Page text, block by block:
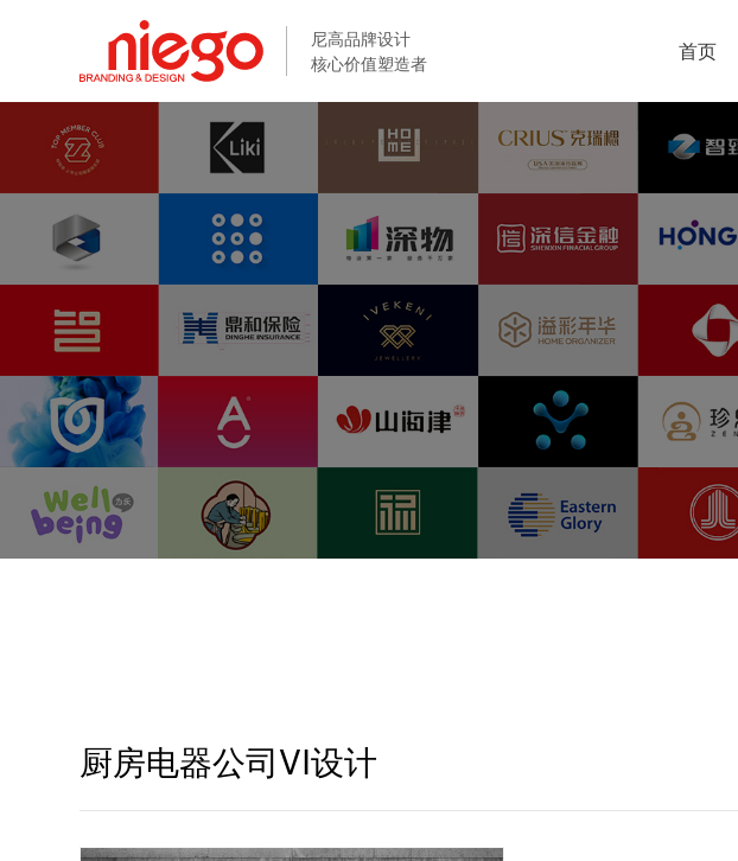
尼高品牌设计
核心价值塑造者
首页
尼高品牌设计
核心价值塑造者
首页
厨房电器公司VI设计